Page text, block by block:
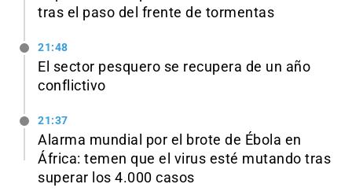
tras el paso del frente de tormentas
21:48
El sector pesquero se recupera de un año
conflictivo
21:37
Alarma mundial por el brote de Ébola en
África: temen que el virus esté mutando tras
superar los 4.000 casos